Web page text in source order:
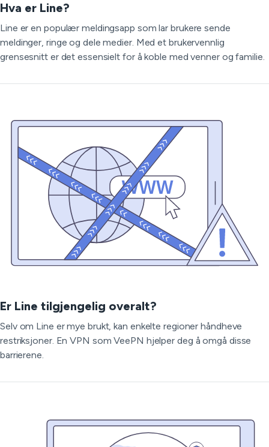
Hva er Line?
Line er en populær meldingsapp som lar brukere sende
meldinger, ringe og dele medier. Med et brukervennlig
grensesnitt er det essensielt for å koble med venner og familie.
Er Line tilgjengelig overalt?
Selv om Line er mye brukt, kan enkelte regioner håndheve
restriksjoner. En VPN som VeePN hjelper deg å omgå disse
barrierene.